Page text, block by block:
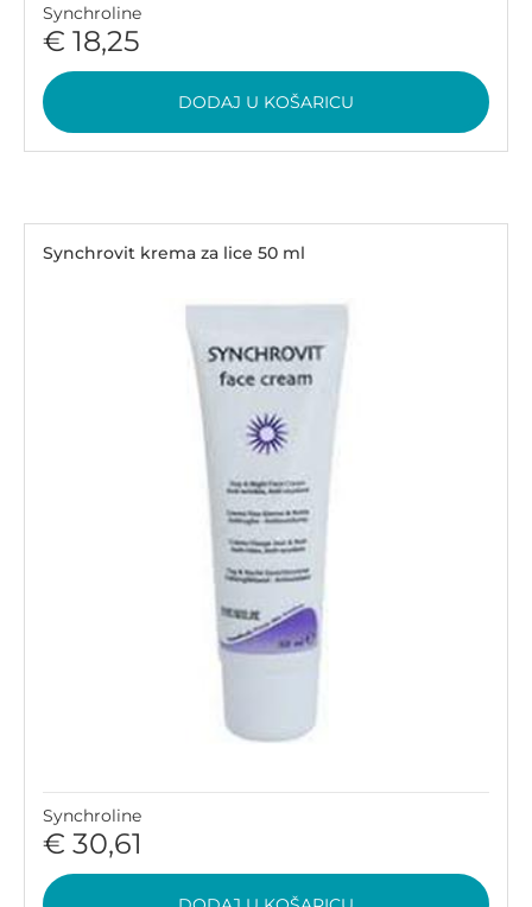
Synchroline
€ 18,25
DODAJ U KOŠARICU
Synchrovit krema za lice 50 ml
Synchroline
€ 30,61